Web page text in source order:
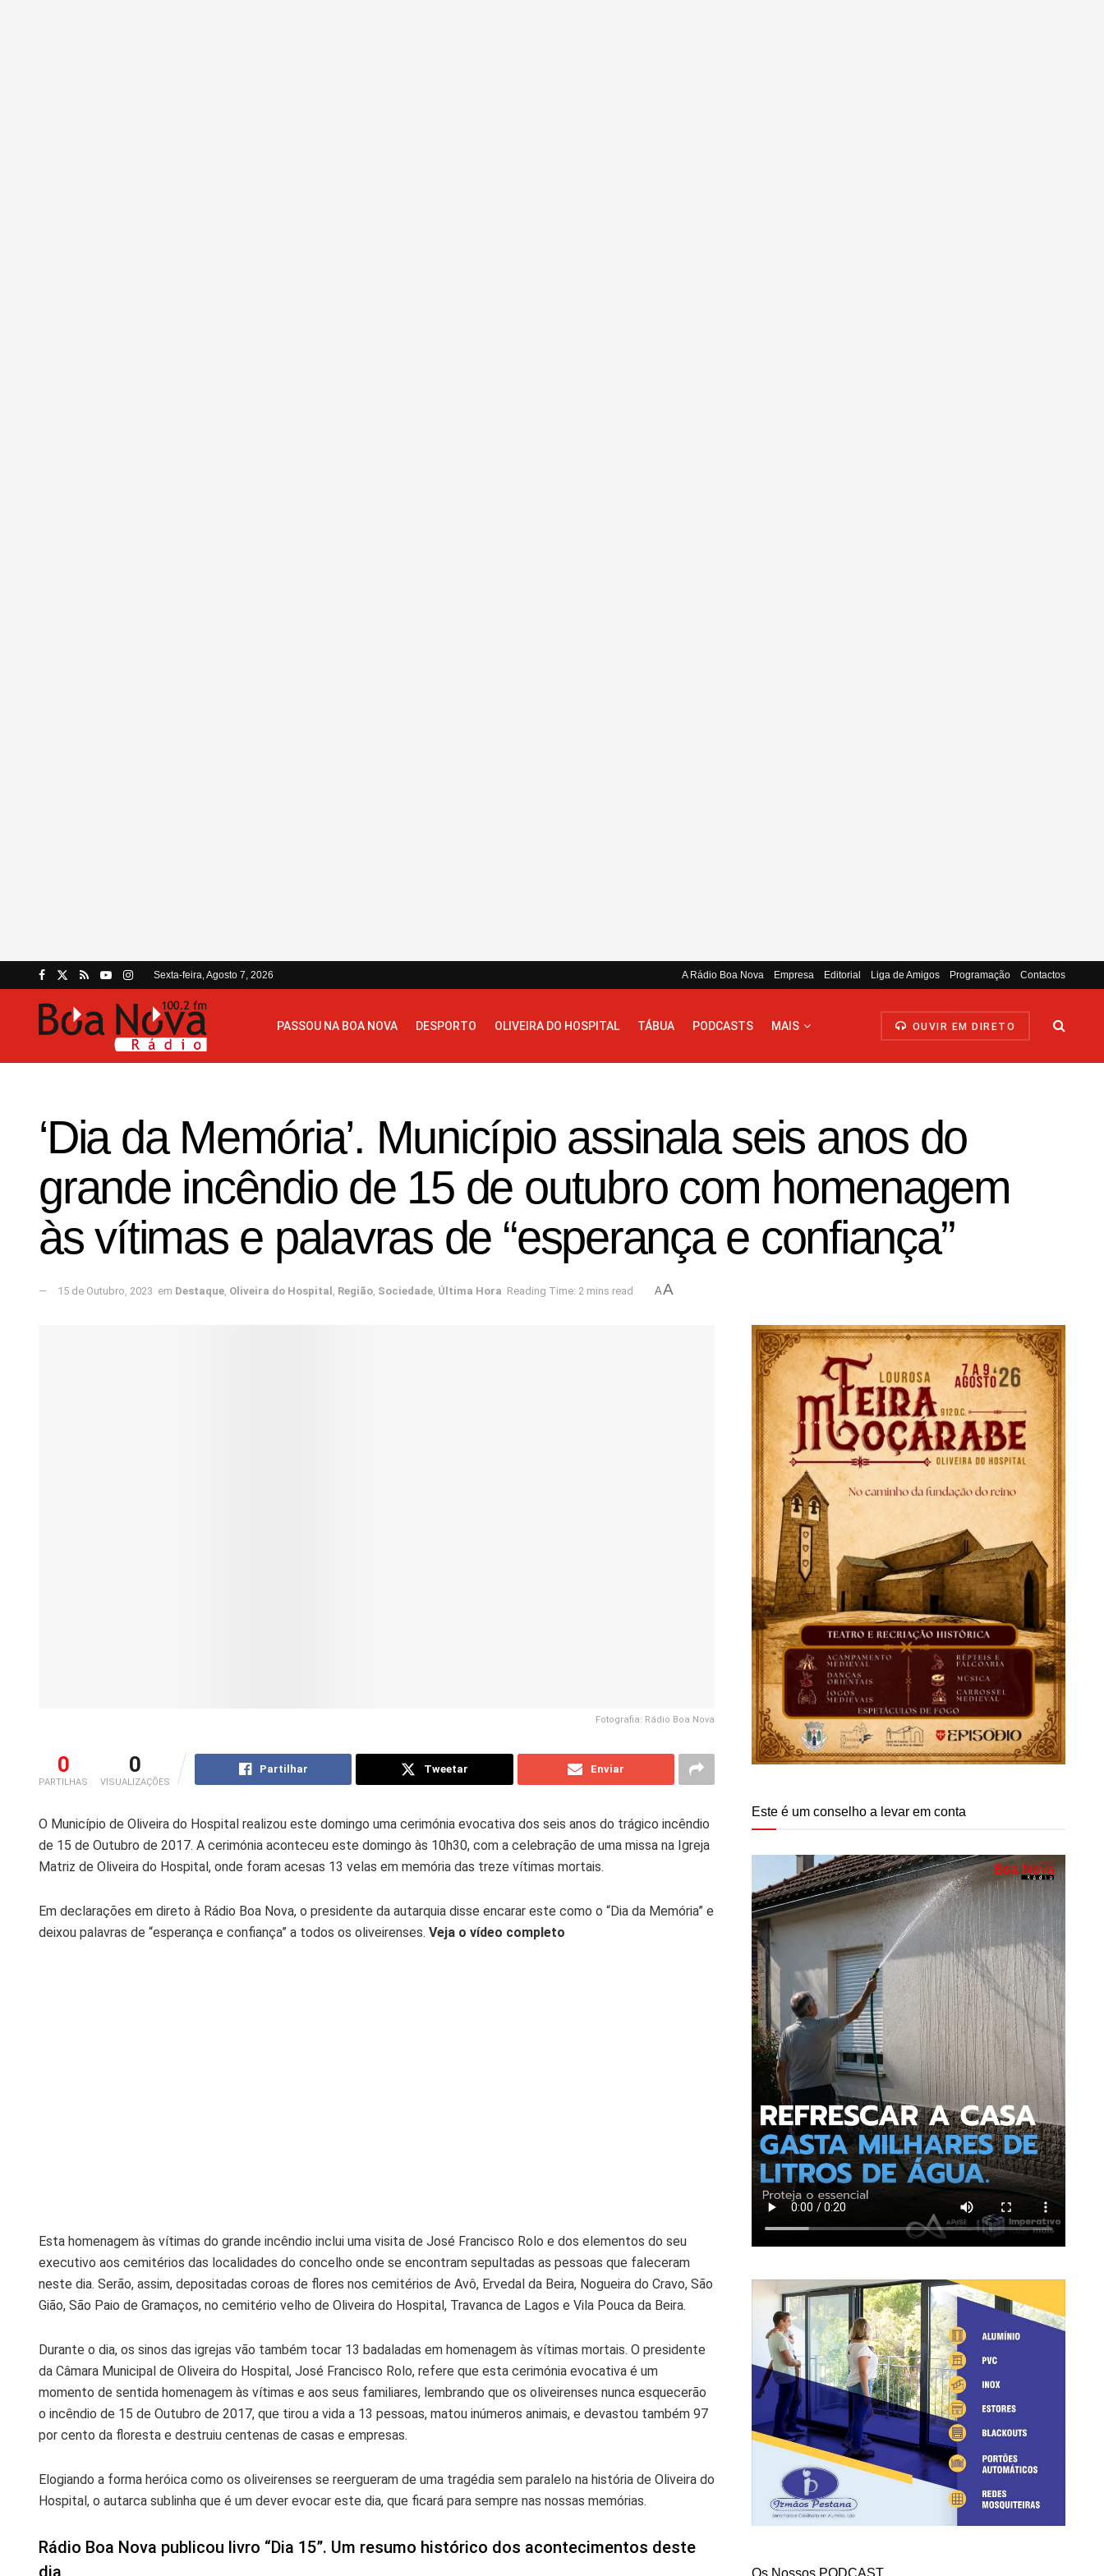
Sexta-feira, Agosto 7, 2026 A Rádio Boa Nova Empresa Editorial Liga de Amigos Programação Contactos
PASSOU NA BOA NOVA DESPORTO OLIVEIRA DO HOSPITAL TÁBUA PODCASTS MAIS OUVIR EM DIRETO
‘Dia da Memória’. Município assinala seis anos do
grande incêndio de 15 de outubro com homenagem
às vítimas e palavras de “esperança e confiança”
15 de Outubro, 2023 em Destaque, Oliveira do Hospital , Região, Sociedade, Última Hora Reading Time: 2 mins read AA
Fotografia: Rádio Boa Nova
0
PARTILHAS
0
VISUALIZAÇÕES
Partilhar Tweetar Enviar
O Município de Oliveira do Hospital realizou este domingo uma cerimónia evocativa dos seis anos do trágico incêndio
de 15 de Outubro de 2017. A cerimónia aconteceu este domingo às 10h30, com a celebração de uma missa na Igreja
Matriz de Oliveira do Hospital, onde foram acesas 13 velas em memória das treze vítimas mortais.
Em declarações em direto à Rádio Boa Nova, o presidente da autarquia disse encarar este como o “Dia da Memória” e
deixou palavras de “esperança e confiança” a todos os oliveirenses. Veja o vídeo completo
Esta homenagem às vítimas do grande incêndio inclui uma visita de José Francisco Rolo e dos elementos do seu
executivo aos cemitérios das localidades do concelho onde se encontram sepultadas as pessoas que faleceram
neste dia. Serão, assim, depositadas coroas de flores nos cemitérios de Avô, Ervedal da Beira, Nogueira do Cravo, São
Gião, São Paio de Gramaços, no cemitério velho de Oliveira do Hospital, Travanca de Lagos e Vila Pouca da Beira.
Durante o dia, os sinos das igrejas vão também tocar 13 badaladas em homenagem às vítimas mortais. O presidente
da Câmara Municipal de Oliveira do Hospital, José Francisco Rolo, refere que esta cerimónia evocativa é um
momento de sentida homenagem às vítimas e aos seus familiares, lembrando que os oliveirenses nunca esquecerão
o incêndio de 15 de Outubro de 2017, que tirou a vida a 13 pessoas, matou inúmeros animais, e devastou também 97
por cento da floresta e destruiu centenas de casas e empresas.
Elogiando a forma heróica como os oliveirenses se reergueram de uma tragédia sem paralelo na história de Oliveira do
Hospital, o autarca sublinha que é um dever evocar este dia, que ficará para sempre nas nossas memórias.
Rádio Boa Nova publicou livro “Dia 15”. Um resumo histórico dos acontecimentos deste
dia
Este é um conselho a levar em conta
Os Nossos PODCAST